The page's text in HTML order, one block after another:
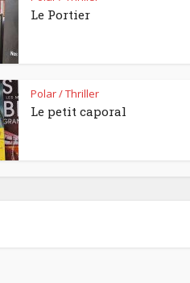
Le Portier
Polar / Thriller
Le petit caporal